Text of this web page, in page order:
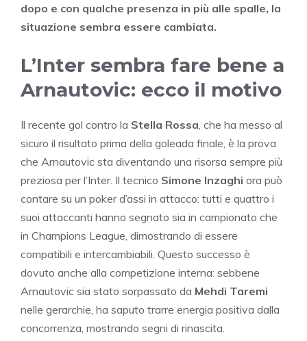
dopo e con qualche presenza in più alle spalle, la
situazione sembra essere cambiata.
L’Inter sembra fare bene a
Arnautovic: ecco il motivo
Il recente gol contro la Stella Rossa , che ha messo al
sicuro il risultato prima della goleada finale, è la prova
che Arnautovic sta diventando una risorsa sempre più
preziosa per l’Inter. Il tecnico Simone Inzaghi ora può
contare su un poker d’assi in attacco: tutti e quattro i
suoi attaccanti hanno segnato sia in campionato che
in Champions League, dimostrando di essere
compatibili e intercambiabili. Questo successo è
dovuto anche alla competizione interna: sebbene
Arnautovic sia stato sorpassato da Mehdi Taremi
nelle gerarchie, ha saputo trarre energia positiva dalla
concorrenza, mostrando segni di rinascita.